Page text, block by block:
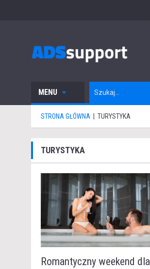
MENU
STRONA GŁÓWNA TURYSTYKA
TURYSTYKA
Romantyczny weekend dla